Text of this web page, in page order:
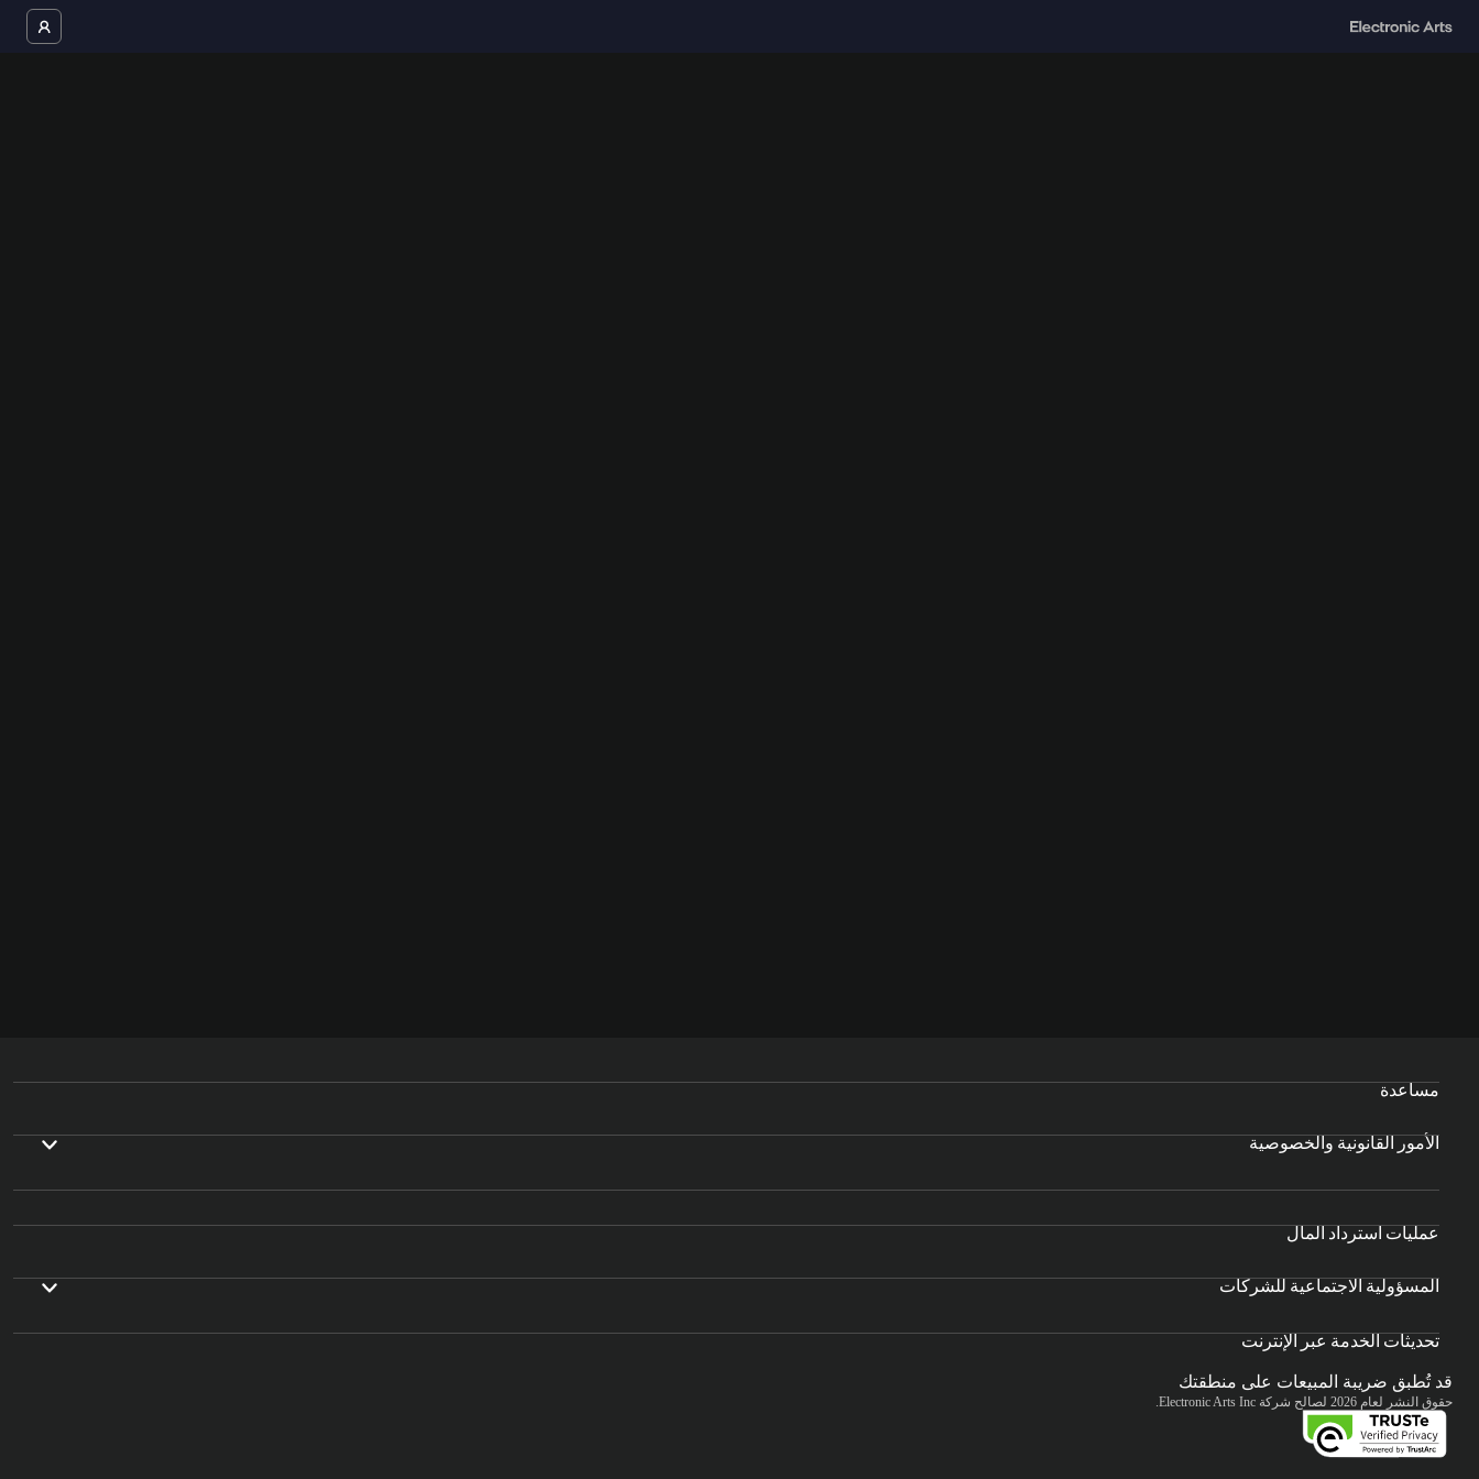
مساعدة
الأمور القانونية والخصوصية
عمليات استرداد المال
المسؤولية الاجتماعية للشركات
تحديثات الخدمة عبر الإنترنت
قد تُطبق ضريبة المبيعات على منطقتك
حقوق النشر لعام 2026 لصالح شركة Electronic Arts Inc.